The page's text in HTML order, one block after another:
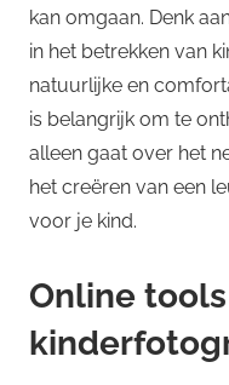
kan omgaan. Denk
in het betrekken van
natuurlijke en
is belangrijk om te
alleen gaat over het
het creëren van een
voor je kind.
Online